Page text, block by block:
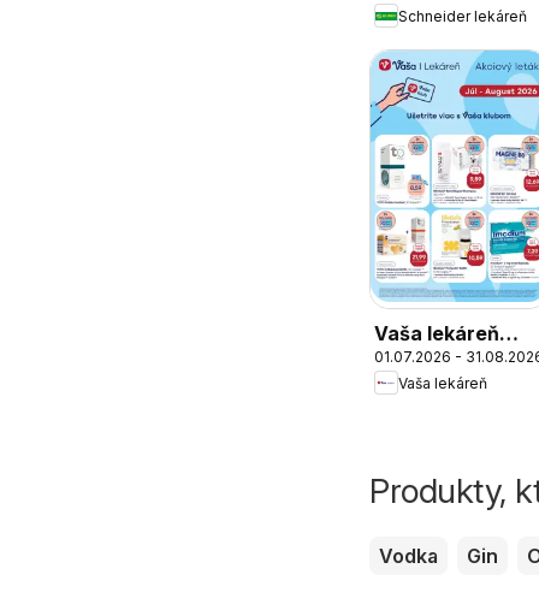
Schneider lekáreň
Vaša lekáreň
leták
01.07.2026 -
Vaša lekáreň
Produkty,
Vodka Gin